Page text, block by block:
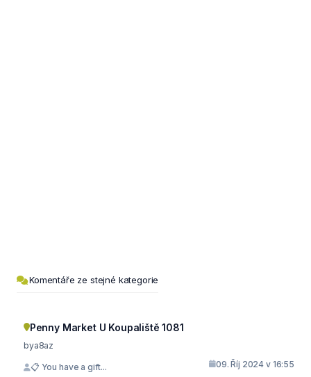
Komentáře ze stejné kategorie
Penny Market U Koupaliště 1081
bya8az
📋 You have a gift... 09. Říj 2024 v 16:55